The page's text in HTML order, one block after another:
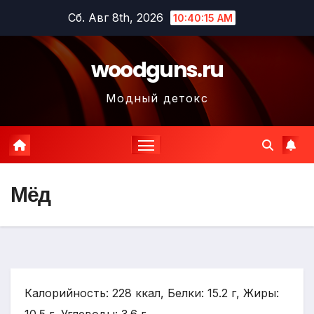
содержимому
Сб. Авг 8th, 2026 10:40:16 AM
woodguns.ru
Модный детокс
Мёд
Калорийность: 228 ккал, Белки: 15.2 г, Жиры: